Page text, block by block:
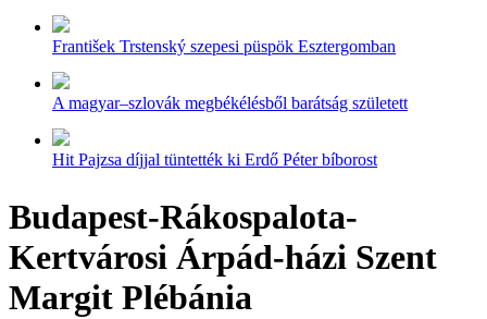
František Trstenský szepesi püspök Esztergomban
A magyar–szlovák megbékélésből barátság született
Hit Pajzsa díjjal tüntették ki Erdő Péter bíborost
Budapest-Rákospalota-
Kertvárosi Árpád-házi Szent
Margit Plébánia